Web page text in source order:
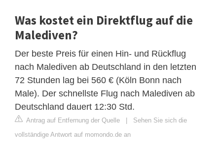
Was kostet ein Direktflug auf die
Malediven?
Der beste Preis für einen Hin- und Rückflug
nach Malediven ab Deutschland in den letzten
72 Stunden lag bei 560 € (Köln Bonn nach
Male). Der schnellste Flug nach Malediven ab
Deutschland dauert 12:30 Std.
Antrag auf Entfernung der Quelle
Sehen Sie sich die
vollständige Antwort auf momondo.de an